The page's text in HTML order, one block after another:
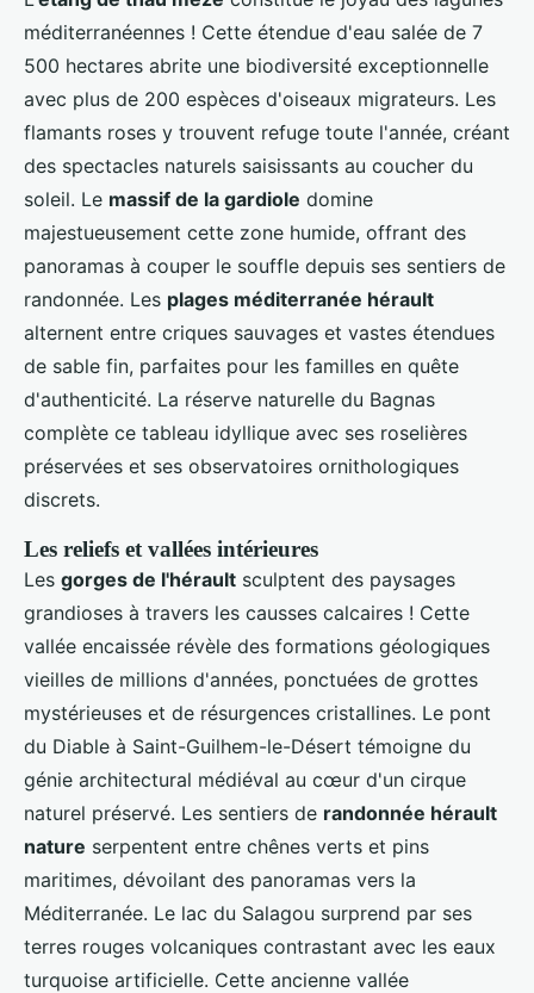
méditerranéennes ! Cette étendue d'eau salée de 7
500 hectares abrite une biodiversité exceptionnelle
avec plus de 200 espèces d'oiseaux migrateurs. Les
flamants roses y trouvent refuge toute l'année, créant
des spectacles naturels saisissants au coucher du
soleil. Le massif de la gardiole domine
majestueusement cette zone humide, offrant des
panoramas à couper le souffle depuis ses sentiers de
randonnée. Les plages méditerranée hérault
alternent entre criques sauvages et vastes étendues
de sable fin, parfaites pour les familles en quête
d'authenticité. La réserve naturelle du Bagnas
complète ce tableau idyllique avec ses roselières
préservées et ses observatoires ornithologiques
discrets.
Les reliefs et vallées intérieures
Les gorges de l'hérault sculptent des paysages
grandioses à travers les causses calcaires ! Cette
vallée encaissée révèle des formations géologiques
vieilles de millions d'années, ponctuées de grottes
mystérieuses et de résurgences cristallines. Le pont
du Diable à Saint-Guilhem-le-Désert témoigne du
génie architectural médiéval au cœur d'un cirque
naturel préservé. Les sentiers de randonnée hérault
nature serpentent entre chênes verts et pins
maritimes, dévoilant des panoramas vers la
Méditerranée. Le lac du Salagou surprend par ses
terres rouges volcaniques contrastant avec les eaux
turquoise artificielle. Cette ancienne vallée